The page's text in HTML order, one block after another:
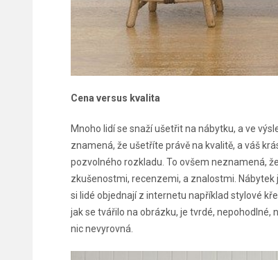
Cena versus kvalita
Mnoho lidí se snaží ušetřit na nábytku, a ve
znamená, že ušetříte právě na kvalitě, a váš
pozvolného rozkladu. To ovšem neznamená,
zkušenostmi, recenzemi, a znalostmi. Nábytek
si lidé objednají z internetu například stylové
jak se tvářilo na obrázku, je tvrdé, nepohodlné,
nic nevyrovná.